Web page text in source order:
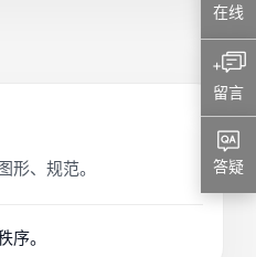
在线
+
留言
答疑
形、规范。
序。